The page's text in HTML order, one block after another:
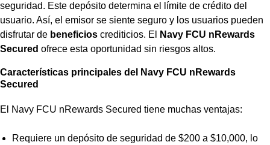
seguridad. Este depósito determina el límite de crédito del
usuario. Así, el emisor se siente seguro y los usuarios pueden
disfrutar de beneficios crediticios. El
Navy FCU nRewards
Secured ofrece esta oportunidad sin riesgos altos.
Características principales del Navy FCU nRewards
Secured
El Navy FCU nRewards Secured tiene muchas ventajas:
Requiere un depósito de seguridad de $200 a $10,000, lo